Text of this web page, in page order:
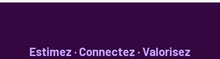
Estimez · Connectez · Valorisez